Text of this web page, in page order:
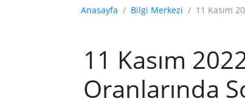
Anasayfa Bilgi Merkezi 11 Kasım
11 Kasım
Oranlarında